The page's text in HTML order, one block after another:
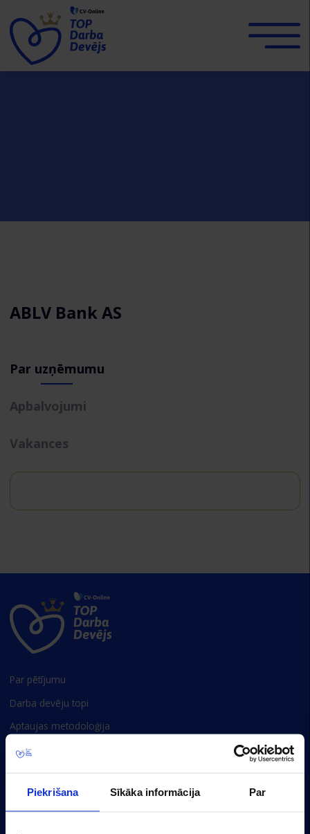
Piekrišana Sīkāka informācija Par
ABLV Bank AS
Par uzņēmumu
Apbalvojumi
Vakances
Par pētījumu
Darba devēju topi
Aptaujas metodoloģija
Privātuma politika